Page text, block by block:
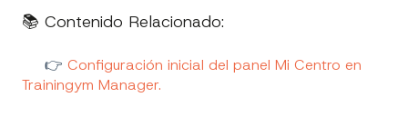
📚 Contenido Relacionado:
👉 Configuración inicial del panel Mi Centro en
Trainingym Manager.